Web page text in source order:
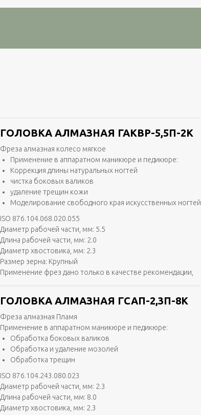
ГОЛОВКА АЛМАЗНАЯ ГАКВР-5,5П-2K
Фреза алмазная колесо мягкое
Применение в аппаратном маникюре и педикюре:
Коррекция длины натуральных ногтей
чистка боковых валиков
удаление трещин кожи
Моделирование свободного края искусственных ногтей
ISO 876.104.068.020.055
Диаметр рабочей части, мм: 5.5
Длина рабочей части, мм: 2.0
Диаметр хвостовика, мм: 2.3
Размер зерна: Крупный
Применение фрез дано только в качестве рекомендации,
ГОЛОВКА АЛМАЗНАЯ ГСАП-2,3П-8К
Фреза алмазная Пламя
Применение в аппаратном маникюре и педикюре:
Обработка боковых валиков
Обработка и удаление мозолей
Обработка трещин
ISO 876.104.243.080.023
Диаметр рабочей части, мм: 2.3
Длина рабочей части, мм: 8.0
Диаметр хвостовика, мм: 2.3